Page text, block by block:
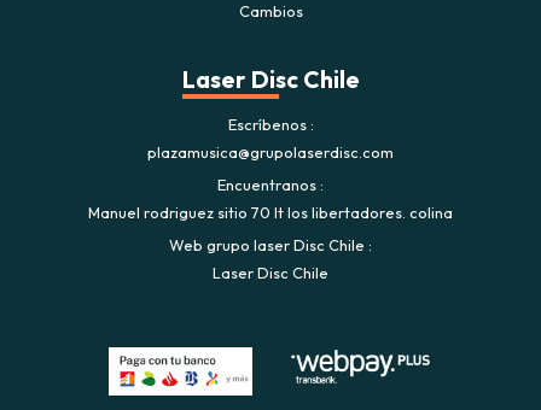
Cambios
Laser Disc Chile
Escríbenos
plazamusica@grupolaserdisc.com
Encuentranos
Manuel rodriguez sitio 70 lt los libertadores. colina
Web grupo laser Disc Chile
Laser Disc Chile